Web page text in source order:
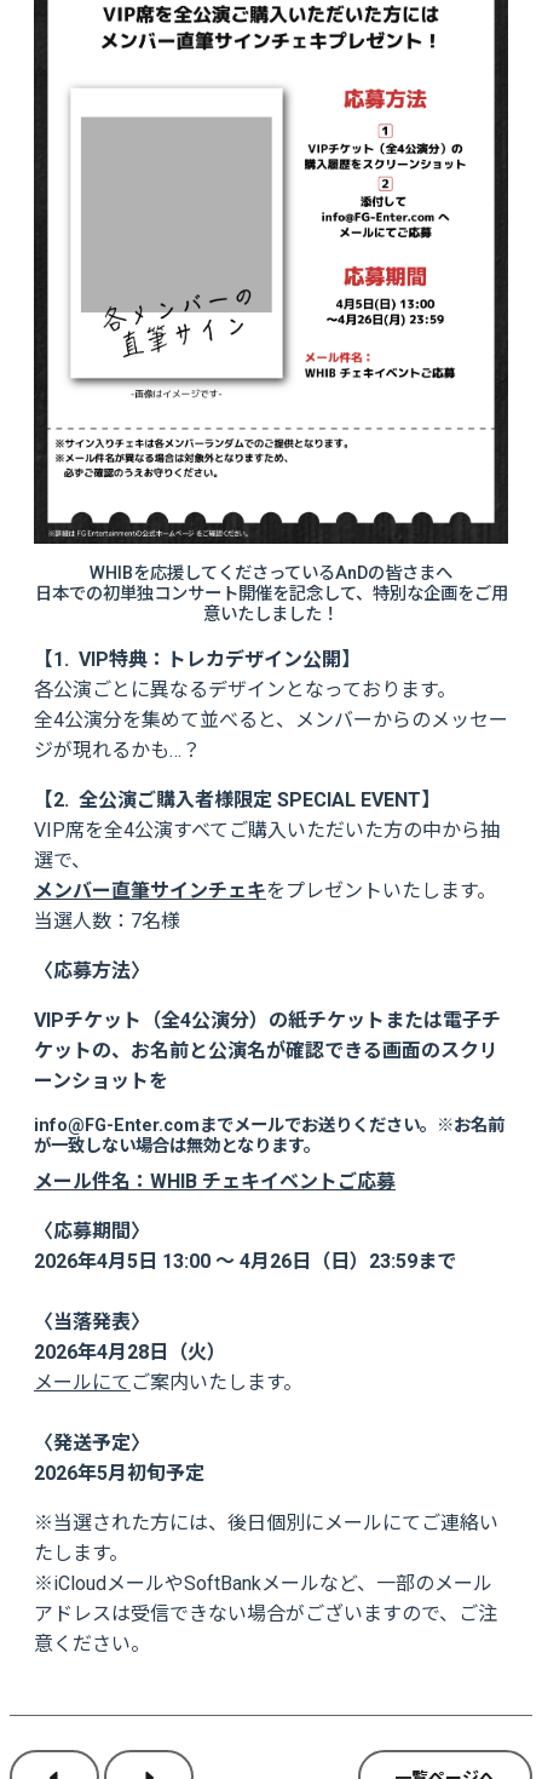
WHIBを応援してくださっているAnDの皆さまへ
日本での初単独コンサート開催を記念して、特別な企画をご用
意いたしました！
【1. VIP特典：トレカデザイン公開】
各公演ごとに異なるデザインとなっております。
全4公演分を集めて並べると、メンバーからのメッセー
ジが現れるかも…？
【2. 全公演ご購入者様限定 SPECIAL EVENT】
VIP席を全4公演すべてご購入いただいた方の中から抽
選で、
メンバー直筆サインチェキをプレゼントいたします。
当選人数：7名様
〈応募方法〉
VIPチケット（全4公演分）の紙チケットまたは電子チ
ケットの、お名前と公演名が確認できる画面のスクリ
ーンショットを
info@FG-Enter.comまでメールでお送りください。※お名前
が一致しない場合は無効となります。
メール件名：WHIB チェキイベントご応募
〈応募期間〉
2026年4月5日 13:00 ～ 4月26日（日）23:59まで
〈当落発表〉
2026年4月28日（火）
メールにて ご案内いたします。
〈発送予定〉
2026年5月初旬予定
※当選された方には、後日個別にメールにてご連絡い
たします。
※iCloudメールやSoftBankメールなど、一部のメール
アドレスは受信できない場合がございますので、ご注
意ください。